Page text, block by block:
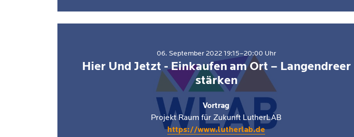
06. September 2022 19:15–20:00 Uhr
Hier Und Jetzt - Einkaufen am Ort – Langendreer
stärken
Vortrag
Projekt Raum für Zukunft LutherLAB
https://www.lutherlab.de